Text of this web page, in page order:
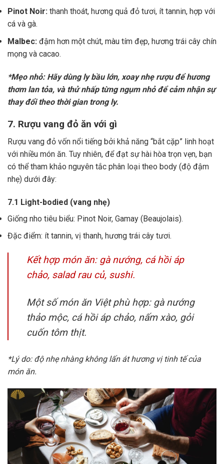
Pinot Noir: thanh thoát, hương quả đỏ tươi, ít tannin, hợp với
cá và gà.
Malbec: đậm hơn một chút, màu tím đẹp, hương trái cây chín
mọng và cacao.
*Mẹo nhỏ: Hãy dùng ly bầu lớn, xoay nhẹ rượu để hương
thơm lan tỏa, và thử nhấp từng ngụm nhỏ để cảm nhận sự
thay đổi theo thời gian trong ly.
7. Rượu vang đỏ ăn với gì
Rượu vang đỏ vốn nổi tiếng bởi khả năng “bắt cặp” linh hoạt
với nhiều món ăn. Tuy nhiên, để đạt sự hài hòa trọn vẹn, bạn
có thể tham khảo nguyên tắc phân loại theo body (độ đậm
nhẹ) dưới đây:
7.1 Light-bodied (vang nhẹ)
Giống nho tiêu biểu: Pinot Noir, Gamay (Beaujolais).
Đặc điểm: ít tannin, vị thanh, hương trái cây tươi.
Kết hợp món ăn: gà nướng, cá hồi áp
chảo, salad rau củ, sushi.
Một số món ăn Việt phù hợp: gà nướng
thảo mộc, cá hồi áp chảo, nấm xào, gỏi
cuốn tôm thịt.
*Lý do: độ nhẹ nhàng không lấn át hương vị tinh tế của
món ăn.